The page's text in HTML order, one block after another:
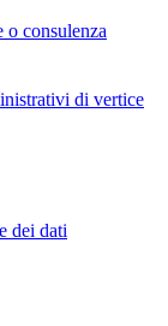
consulenza
di vertice
dei dati